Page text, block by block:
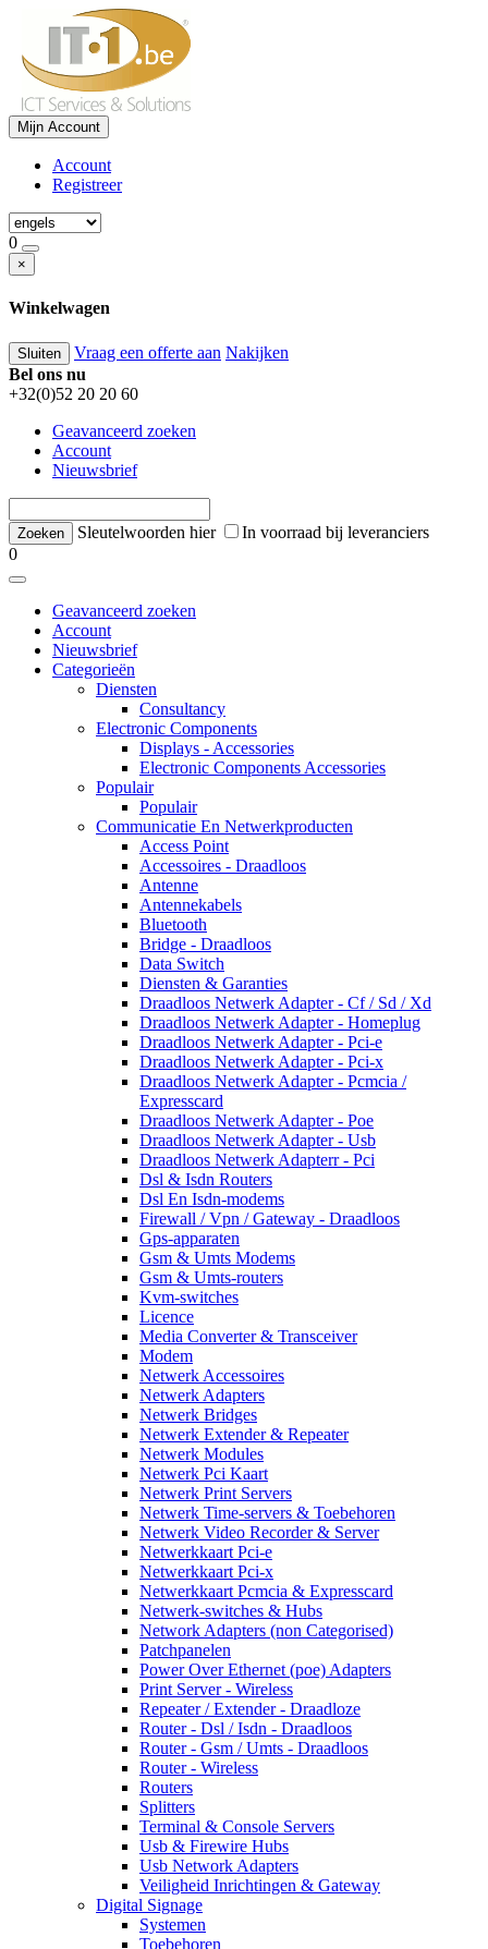
Mijn Account
Account
Registreer
0
×
Winkelwagen
Sluiten Vraag een offerte aan Nakijken
Bel ons nu
+32(0)52 20 20 60
Geavanceerd zoeken
Account
Nieuwsbrief
Sleutelwoorden hier
In voorraad bij leveranciers
0
Geavanceerd zoeken
Account
Nieuwsbrief
Categorieën
Diensten
Consultancy
Electronic Components
Displays - Accessories
Electronic Components Accessories
Populair
Populair
Communicatie En Netwerkproducten
Access Point
Accessoires - Draadloos
Antenne
Antennekabels
Bluetooth
Bridge - Draadloos
Data Switch
Diensten & Garanties
Draadloos Netwerk Adapter - Cf / Sd / Xd
Draadloos Netwerk Adapter - Homeplug
Draadloos Netwerk Adapter - Pci-e
Draadloos Netwerk Adapter - Pci-x
Draadloos Netwerk Adapter - Pcmcia /
Expresscard
Draadloos Netwerk Adapter - Poe
Draadloos Netwerk Adapter - Usb
Draadloos Netwerk Adapterr - Pci
Dsl & Isdn Routers
Dsl En Isdn-modems
Firewall / Vpn / Gateway - Draadloos
Gps-apparaten
Gsm & Umts Modems
Gsm & Umts-routers
Kvm-switches
Licence
Media Converter & Transceiver
Modem
Netwerk Accessoires
Netwerk Adapters
Netwerk Bridges
Netwerk Extender & Repeater
Netwerk Modules
Netwerk Pci Kaart
Netwerk Print Servers
Netwerk Time-servers & Toebehoren
Netwerk Video Recorder & Server
Netwerkkaart Pci-e
Netwerkkaart Pci-x
Netwerkkaart Pcmcia & Expresscard
Netwerk-switches & Hubs
Network Adapters (non Categorised)
Patchpanelen
Power Over Ethernet (poe) Adapters
Print Server - Wireless
Repeater / Extender - Draadloze
Router - Dsl / Isdn - Draadloos
Router - Gsm / Umts - Draadloos
Router - Wireless
Routers
Splitters
Terminal & Console Servers
Usb & Firewire Hubs
Usb Network Adapters
Veiligheid Inrichtingen & Gateway
Digital Signage
Systemen
Toebehoren